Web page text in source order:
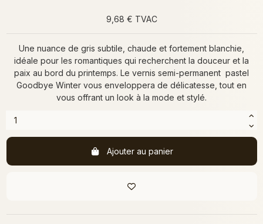
9,68 € TVAC
Une nuance de gris subtile, chaude et fortement blanchie,
idéale pour les romantiques qui recherchent la douceur et la
paix au bord du printemps. Le vernis semi-permanent pastel
Goodbye Winter vous enveloppera de délicatesse, tout en
vous offrant un look à la mode et stylé.
Ajouter au panier